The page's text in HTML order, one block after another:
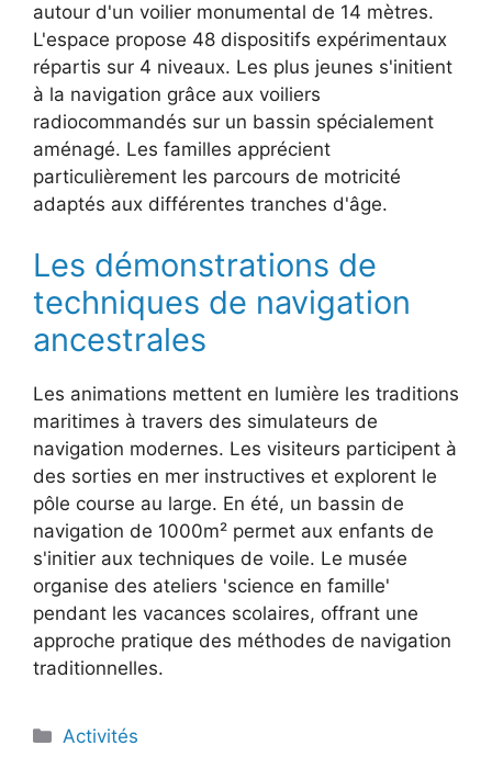
autour d'un voilier monumental de 14 mètres.
L'espace propose 48 dispositifs expérimentaux
répartis sur 4 niveaux. Les plus jeunes s'initient
à la navigation grâce aux voiliers
radiocommandés sur un bassin spécialement
aménagé. Les familles apprécient
particulièrement les parcours de motricité
adaptés aux différentes tranches d'âge.
Les démonstrations de
techniques de navigation
ancestrales
Les animations mettent en lumière les traditions
maritimes à travers des simulateurs de
navigation modernes. Les visiteurs participent à
des sorties en mer instructives et explorent le
pôle course au large. En été, un bassin de
navigation de 1000m² permet aux enfants de
s'initier aux techniques de voile. Le musée
organise des ateliers 'science en famille'
pendant les vacances scolaires, offrant une
approche pratique des méthodes de navigation
traditionnelles.
Catégories
Activités